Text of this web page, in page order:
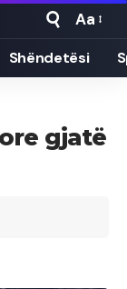
Font
Resizer
Aa
Shëndetësi
gjatë